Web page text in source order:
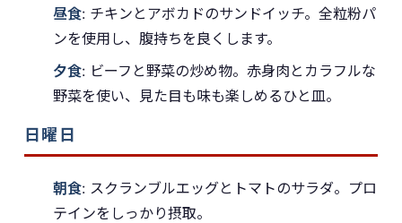
昼食: チキンとアボカドのサンドイッチ。全粒粉パ
ンを使用し、腹持ちを良くします。
夕食: ビーフと野菜の炒め物。赤身肉とカラフルな
野菜を使い、見た目も味も楽しめるひと皿。
日曜日
朝食: スクランブルエッグとトマトのサラダ。プロ
テインをしっかり摂取。